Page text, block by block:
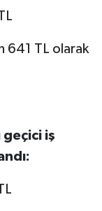
641 TL olarak
geçici iş